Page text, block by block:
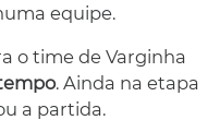
equipe.
o time de Varginha
. Ainda na etapa
a partida.